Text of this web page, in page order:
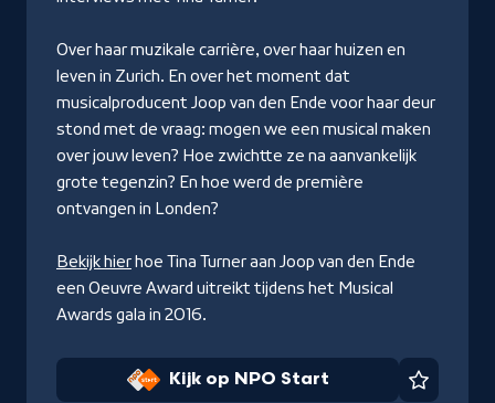
Over haar muzikale carrière, over haar huizen en
leven in Zurich. En over het moment dat
musicalproducent Joop van den Ende voor haar deur
stond met de vraag: mogen we een musical maken
over jouw leven? Hoe zwichtte ze na aanvankelijk
grote tegenzin? En hoe werd de première
ontvangen in Londen?
Bekijk hierhoe Tina Turner aan Joop van den Ende
een Oeuvre Award uitreikt tijdens het Musical
Awards gala in 2016.
Kijk op NPO Start